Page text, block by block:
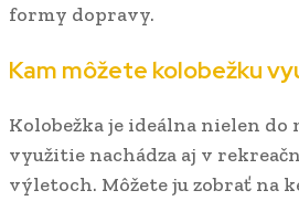
formy dopravy.
Kam môžete kolobežku
Kolobežka je ideálna nielen do
využitie nachádza aj v
výletoch. Môžete ju zobrať na